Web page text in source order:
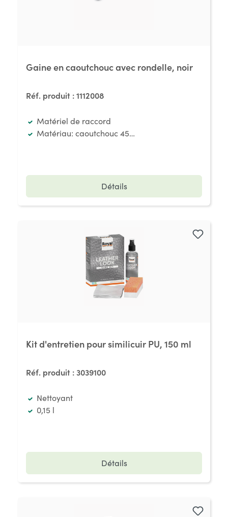
Gaine en caoutchouc avec rondelle, noir
Réf. produit :1112008
Matériel de raccord
Matériau: caoutchouc 45° Shore A
Détails
Kit d'entretien pour similicuir PU, 150 ml
Réf. produit :3039100
Nettoyant
0,15 l
Détails